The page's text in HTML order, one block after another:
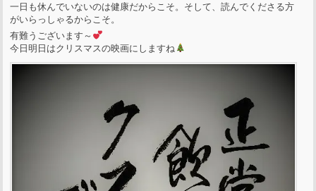
一日も休んでいないのは健康だからこそ。そして、読んでくださる方
がいらっしゃるからこそ。
有難うございます～
今日明日はクリスマスの映画にしますね